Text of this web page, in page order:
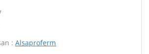
: Alsaproferm